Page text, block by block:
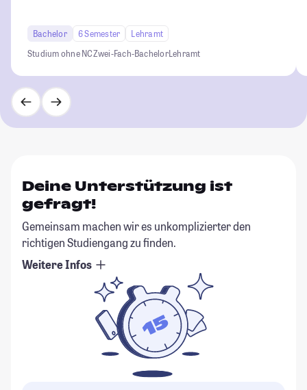
Bachelor 6 Semester
Lehramt
Studium ohne NCZwei-Fach-BachelorLehramt
Deine Unterstützung ist
gefragt!
Gemeinsam machen wir es unkomplizierter den
richtigen Studiengang zu finden.
Weitere Infos